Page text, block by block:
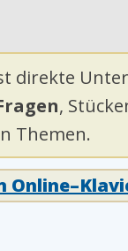
direkte
,
Themen.